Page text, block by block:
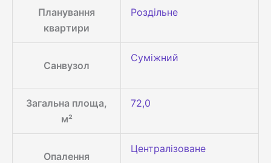
Планування
квартири
Роздільне
Санвузол
Суміжний
Загальна площа,
м²
72,0
Опалення
Централізоване